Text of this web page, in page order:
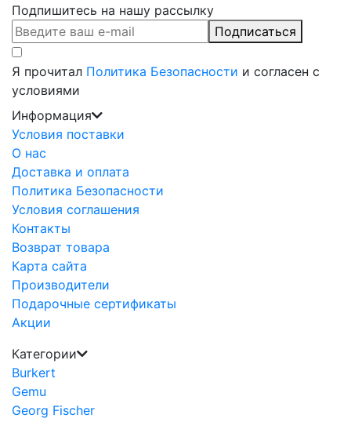
Подпишитесь на нашу рассылку
Подписаться
Я прочитал Политика Безопасности и согласен с
условиями
Информация
Условия поставки
О нас
Доставка и оплата
Политика Безопасности
Условия соглашения
Контакты
Возврат товара
Карта сайта
Производители
Подарочные сертификаты
Акции
Категории
Burkert
Gemu
Georg Fischer